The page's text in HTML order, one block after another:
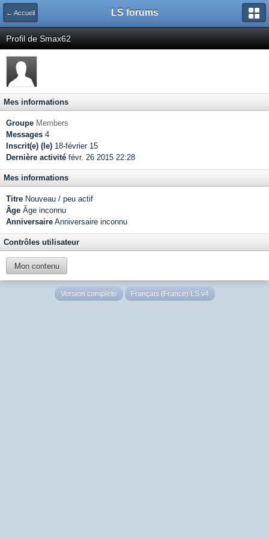
← Accueil LS forums
Profil de Smax62
Mes informations
Groupe Members
Messages 4
Inscrit(e) (le) 18-février 15
Dernière activité févr. 26 2015 22:28
Mes informations
Titre Nouveau / peu actif
Âge Âge inconnu
Anniversaire Anniversaire inconnu
Contrôles utilisateur
Mon contenu
Version complète Français (France) LS v4